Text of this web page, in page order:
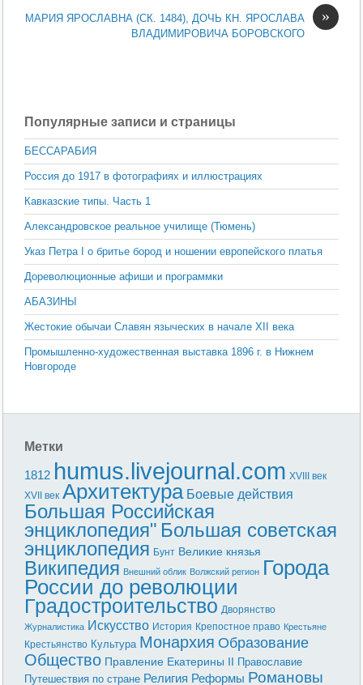
»
МАРИЯ ЯРОСЛАВНА (СК. 1484), ДОЧЬ КН. ЯРОСЛАВА
ВЛАДИМИРОВИЧА БОРОВСКОГО
Популярные записи и страницы
БЕССАРАБИЯ
Россия до 1917 в фотографиях и иллюстрациях
Кавказские типы. Часть 1
Александровское реальное училище (Тюмень)
Указ Петра I о бритье бород и ношении европейского платья
Дореволюционные афиши и программки
АБАЗИНЫ
Жестокие обычаи Славян языческих в начале XII века
Промышленно-художественная выставка 1896 г. в Нижнем
Новгороде
Метки
1812 humus.livejournal.com XVIII век
XVII век Архитектура Боевые действия
Большая Российская
энциклопедия" Большая советская
энциклопедия Бунт Великие князья
Википедия Внешний облик Волжский регион Города
России до революции
Градостроительство Дворянство
Журналистика Искусство История Крепостное право Крестьяне
Крестьянство Культура Монархия Образование
Общество Правление Екатерины II Православие
Путешествия по стране Религия Реформы Романовы